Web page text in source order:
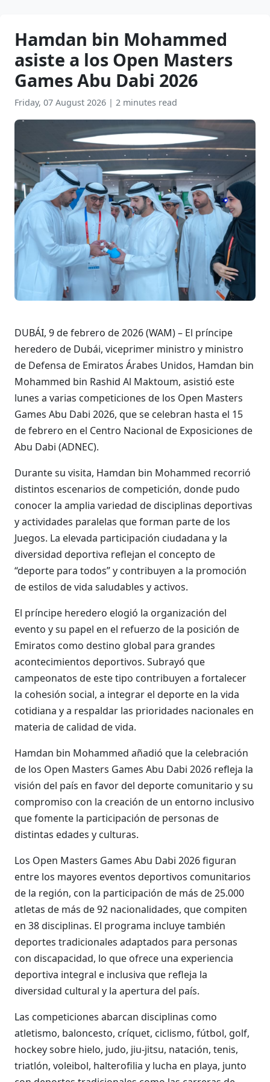
Hamdan bin Mohammed
asiste a los Open Masters
Games Abu Dabi 2026
Friday, 07 August 2026 | 2 minutes read
DUBÁI, 9 de febrero de 2026 (WAM) – El príncipe
heredero de Dubái, viceprimer ministro y ministro
de Defensa de Emiratos Árabes Unidos, Hamdan bin
Mohammed bin Rashid Al Maktoum, asistió este
lunes a varias competiciones de los Open Masters
Games Abu Dabi 2026, que se celebran hasta el 15
de febrero en el Centro Nacional de Exposiciones de
Abu Dabi (ADNEC).
Durante su visita, Hamdan bin Mohammed recorrió
distintos escenarios de competición, donde pudo
conocer la amplia variedad de disciplinas deportivas
y actividades paralelas que forman parte de los
Juegos. La elevada participación ciudadana y la
diversidad deportiva reflejan el concepto de
“deporte para todos” y contribuyen a la promoción
de estilos de vida saludables y activos.
El príncipe heredero elogió la organización del
evento y su papel en el refuerzo de la posición de
Emiratos como destino global para grandes
acontecimientos deportivos. Subrayó que
campeonatos de este tipo contribuyen a fortalecer
la cohesión social, a integrar el deporte en la vida
cotidiana y a respaldar las prioridades nacionales en
materia de calidad de vida.
Hamdan bin Mohammed añadió que la celebración
de los Open Masters Games Abu Dabi 2026 refleja la
visión del país en favor del deporte comunitario y su
compromiso con la creación de un entorno inclusivo
que fomente la participación de personas de
distintas edades y culturas.
Los Open Masters Games Abu Dabi 2026 figuran
entre los mayores eventos deportivos comunitarios
de la región, con la participación de más de 25.000
atletas de más de 92 nacionalidades, que compiten
en 38 disciplinas. El programa incluye también
deportes tradicionales adaptados para personas
con discapacidad, lo que ofrece una experiencia
deportiva integral e inclusiva que refleja la
diversidad cultural y la apertura del país.
Las competiciones abarcan disciplinas como
atletismo, baloncesto, críquet, ciclismo, fútbol, golf,
hockey sobre hielo, judo, jiu-jitsu, natación, tenis,
triatlón, voleibol, halterofilia y lucha en playa, junto